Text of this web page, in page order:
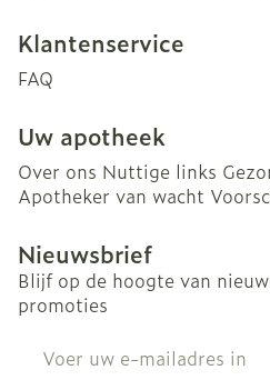
Klantenservice
FAQ
Uw apotheek
Over ons Nuttige links
Apotheker van wacht
Nieuwsbrief
Blijf op de hoogte van
promoties